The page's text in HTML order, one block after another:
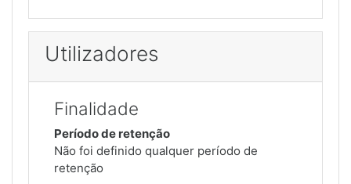
Utilizadores
Finalidade
Período de retenção
Não foi definido qualquer período de
retenção